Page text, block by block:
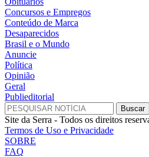
Concursos e Empregos
Conteúdo de Marca
Desaparecidos
Brasil e o Mundo
Anuncie
Política
Opinião
Geral
Publieditorial
Site da Serra - Todos os direitos
Termos de Uso e Privacidade
SOBRE
FAQ